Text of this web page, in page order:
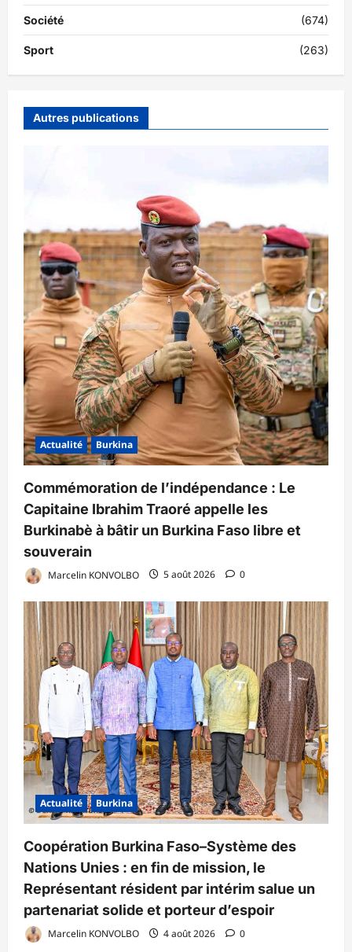
Société (674)
Sport (263)
Autres publications
Actualité Burkina
Commémoration de l’indépendance : Le
Capitaine Ibrahim Traoré appelle les
Burkinabè à bâtir un Burkina Faso libre et
souverain
Marcelin KONVOLBO 5 août 2026 0
Actualité Burkina
Coopération Burkina Faso–Système des
Nations Unies : en fin de mission, le
Représentant résident par intérim salue un
partenariat solide et porteur d’espoir
Marcelin KONVOLBO 4 août 2026 0